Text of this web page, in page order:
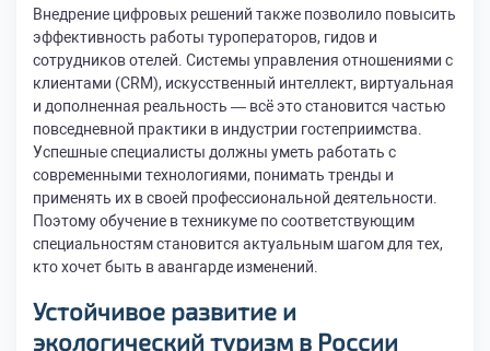
Внедрение цифровых решений также позволило повысить
эффективность работы туроператоров, гидов и
сотрудников отелей. Системы управления отношениями с
клиентами (CRM), искусственный интеллект, виртуальная
и дополненная реальность — всё это становится частью
повседневной практики в индустрии гостеприимства.
Успешные специалисты должны уметь работать с
современными технологиями, понимать тренды и
применять их в своей профессиональной деятельности.
Поэтому обучение в техникуме по соответствующим
специальностям становится актуальным шагом для тех,
кто хочет быть в авангарде изменений.
Устойчивое развитие и
экологический туризм в России